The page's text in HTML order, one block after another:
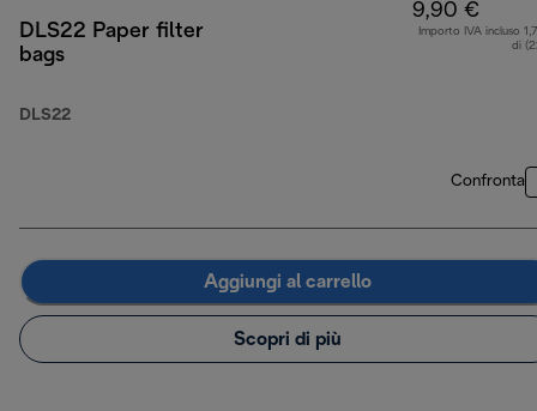
DLS22 Paper filter
bags
DLS22
9,90 €
Importo IVA incluso
di
Confronta
Aggiungi al carrello
Scopri di più